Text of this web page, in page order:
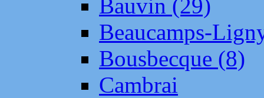
Bauvin (29)
Beaucamps-
Bousbecque (8)
Cambrai